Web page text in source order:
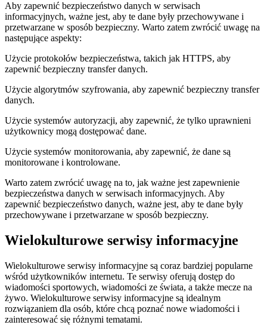
Aby zapewnić bezpieczeństwo danych w serwisach
informacyjnych, ważne jest, aby te dane były przechowywane i
przetwarzane w sposób bezpieczny. Warto zatem zwrócić uwagę na
następujące aspekty:
Użycie protokołów bezpieczeństwa, takich jak HTTPS, aby
zapewnić bezpieczny transfer danych.
Użycie algorytmów szyfrowania, aby zapewnić bezpieczny transfer
danych.
Użycie systemów autoryzacji, aby zapewnić, że tylko uprawnieni
użytkownicy mogą dostępować dane.
Użycie systemów monitorowania, aby zapewnić, że dane są
monitorowane i kontrolowane.
Warto zatem zwrócić uwagę na to, jak ważne jest zapewnienie
bezpieczeństwa danych w serwisach informacyjnych. Aby
zapewnić bezpieczeństwo danych, ważne jest, aby te dane były
przechowywane i przetwarzane w sposób bezpieczny.
Wielokulturowe serwisy informacyjne
Wielokulturowe serwisy informacyjne są coraz bardziej popularne
wśród użytkowników internetu. Te serwisy oferują dostęp do
wiadomości sportowych, wiadomości ze świata, a także mecze na
żywo. Wielokulturowe serwisy informacyjne są idealnym
rozwiązaniem dla osób, które chcą poznać nowe wiadomości i
zainteresować się różnymi tematami.